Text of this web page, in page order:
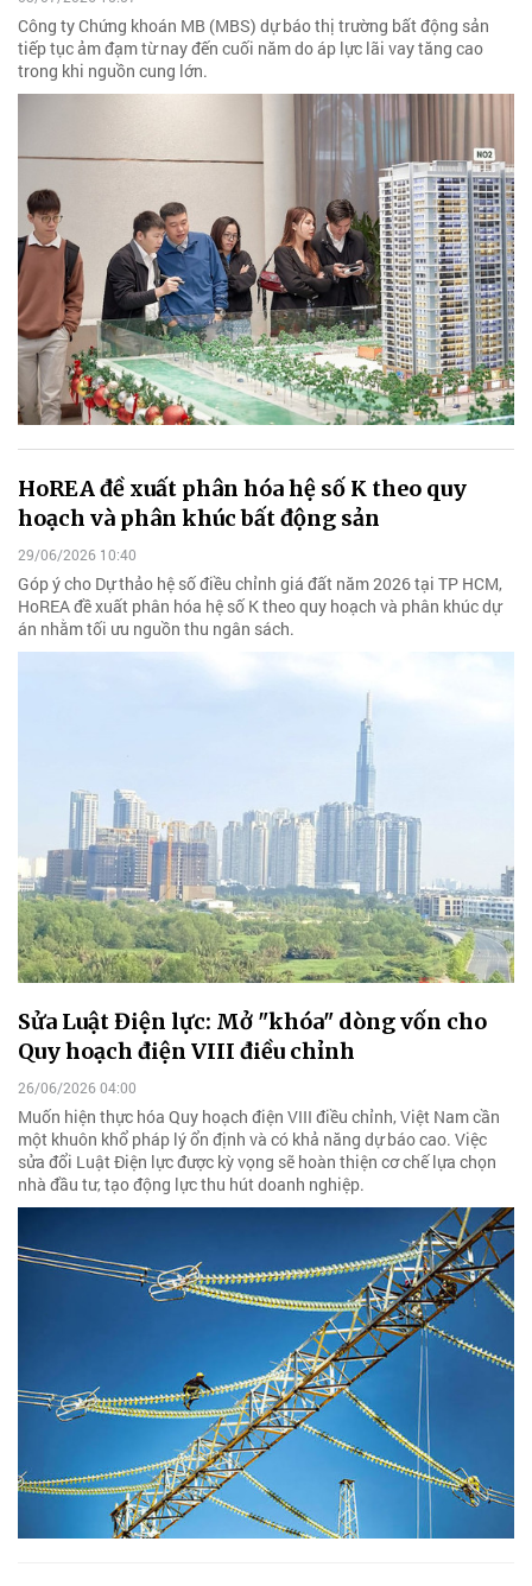
Công ty Chứng khoán MB (MBS) dự báo thị trường bất động sản
tiếp tục ảm đạm từ nay đến cuối năm do áp lực lãi vay tăng cao
trong khi nguồn cung lớn.
HoREA đề xuất phân hóa hệ số K theo quy
hoạch và phân khúc bất động sản
29/06/2026 10:40
Góp ý cho Dự thảo hệ số điều chỉnh giá đất năm 2026 tại TP HCM,
HoREA đề xuất phân hóa hệ số K theo quy hoạch và phân khúc dự
án nhằm tối ưu nguồn thu ngân sách.
Sửa Luật Điện lực: Mở "khóa" dòng vốn cho
Quy hoạch điện VIII điều chỉnh
26/06/2026 04:00
Muốn hiện thực hóa Quy hoạch điện VIII điều chỉnh, Việt Nam cần
một khuôn khổ pháp lý ổn định và có khả năng dự báo cao. Việc
sửa đổi Luật Điện lực được kỳ vọng sẽ hoàn thiện cơ chế lựa chọn
nhà đầu tư, tạo động lực thu hút doanh nghiệp.